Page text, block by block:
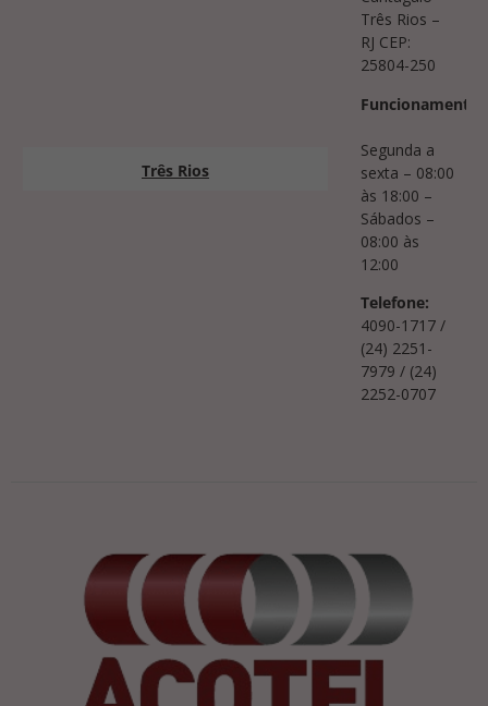
Três Rios
Três Rios –
RJ CEP:
25804-250
Funcionamento:
Segunda a
sexta – 08:00
às 18:00 –
Sábados –
08:00 às
12:00
Telefone:
4090-1717 /
(24) 2251-
7979 / (24)
2252-0707